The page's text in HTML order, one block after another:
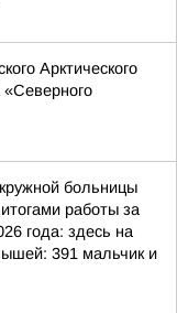
Арктического
«Северного
больницы
работы за
года: здесь на
391 мальчик и